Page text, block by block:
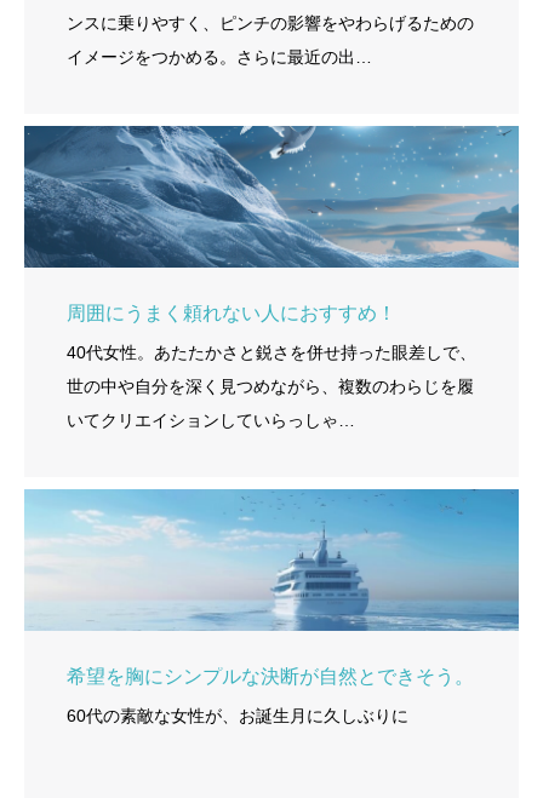
ンスに乗りやすく、ピンチの影響をやわらげるための
イメージをつかめる。さらに最近の出…
周囲にうまく頼れない人におすすめ！
40代女性。あたたかさと鋭さを併せ持った眼差しで、
世の中や自分を深く見つめながら、複数のわらじを履
いてクリエイションしていらっしゃ…
希望を胸にシンプルな決断が自然とできそう。
60代の素敵な女性が、お誕生月に久しぶりに